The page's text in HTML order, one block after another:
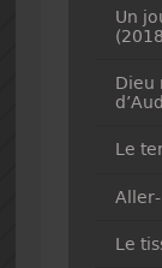
Un
Dieu
Le
Le